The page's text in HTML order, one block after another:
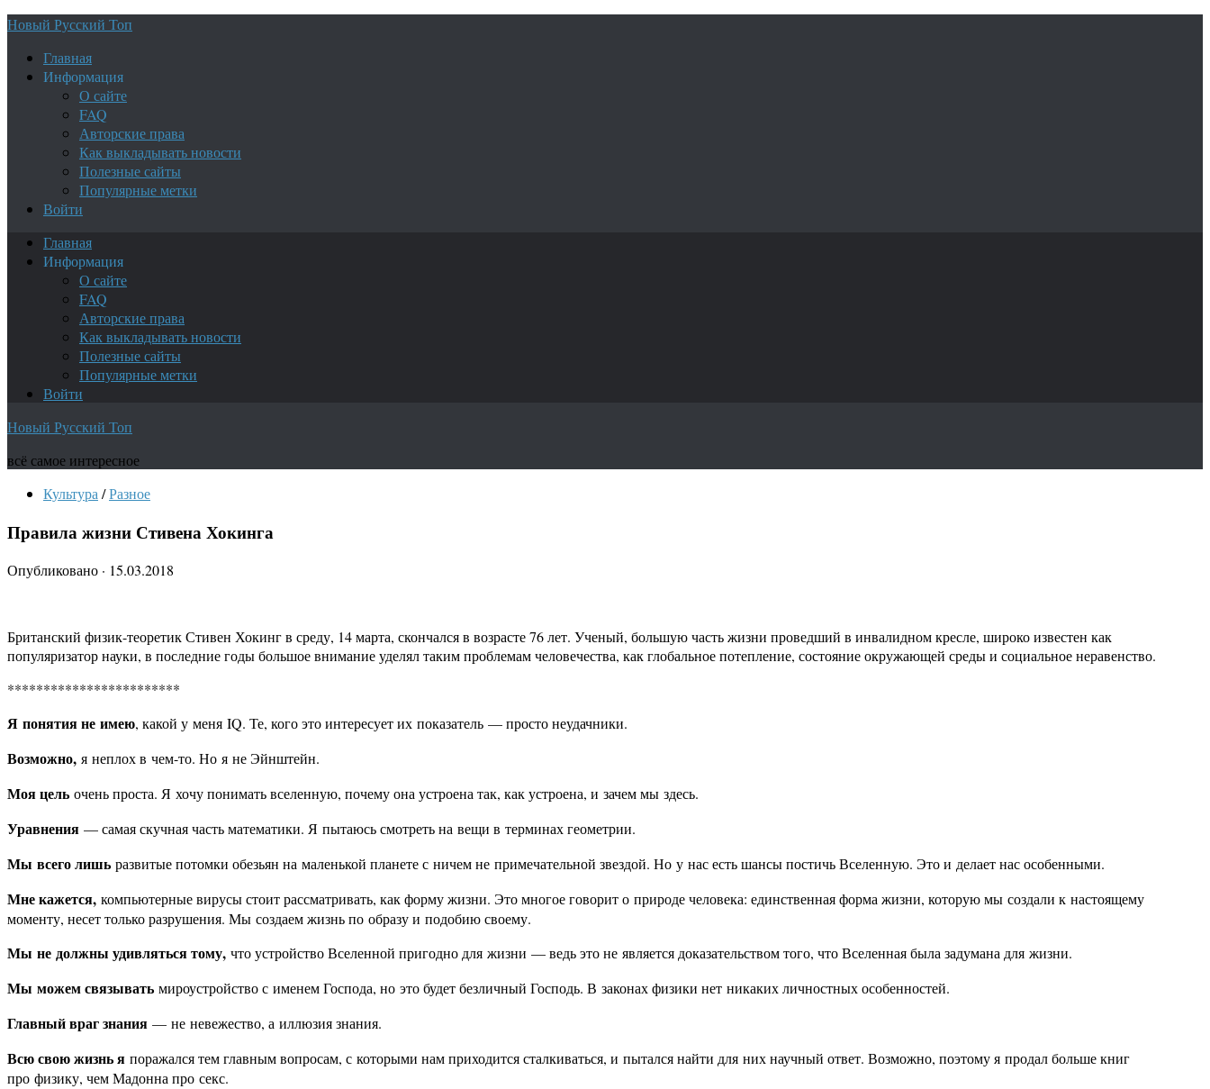
Новый Русский Топ
Главная
Информация
О сайте
FAQ
Авторские права
Как выкладывать новости
Полезные сайты
Популярные метки
Войти
Главная
Информация
О сайте
FAQ
Авторские права
Как выкладывать новости
Полезные сайты
Популярные метки
Войти
Новый Русский Топ
всё самое интересное
Культура /Разное
Правила жизни Стивена Хокинга
Опубликовано · 15.03.2018
Британский физик-теоретик Стивен Хокинг в среду, 14 марта, скончался в возрасте 76 лет. Ученый, большую часть жизни проведший в инвалидном кресле, широко известен как
популяризатор науки, в последние годы большое внимание уделял таким проблемам человечества, как глобальное потепление, состояние окружающей среды и социальное неравенство.
************************
Я понятия не имею, какой у меня IQ. Те, кого это интересует их показатель — просто неудачники.
Возможно, я неплох в чем-то. Но я не Эйнштейн.
Моя цель очень проста. Я хочу понимать вселенную, почему она устроена так, как устроена, и зачем мы здесь.
Уравнения — самая скучная часть математики. Я пытаюсь смотреть на вещи в терминах геометрии.
Мы всего лишь развитые потомки обезьян на маленькой планете с ничем не примечательной звездой. Но у нас есть шансы постичь Вселенную. Это и делает нас особенными.
Мне кажется, компьютерные вирусы стоит рассматривать, как форму жизни. Это многое говорит о природе человека: единственная форма жизни, которую мы создали к настоящему
моменту, несет только разрушения. Мы создаем жизнь по образу и подобию своему.
Мы не должны удивляться тому, что устройство Вселенной пригодно для жизни — ведь это не является доказательством того, что Вселенная была задумана для жизни.
Мы можем связывать мироустройство с именем Господа, но это будет безличный Господь. В законах физики нет никаких личностных особенностей.
Главный враг знания — не невежество, а иллюзия знания.
Всю свою жизнь я поражался тем главным вопросам, с которыми нам приходится сталкиваться, и пытался найти для них научный ответ. Возможно, поэтому я продал больше книг
про физику, чем Мадонна про секс.